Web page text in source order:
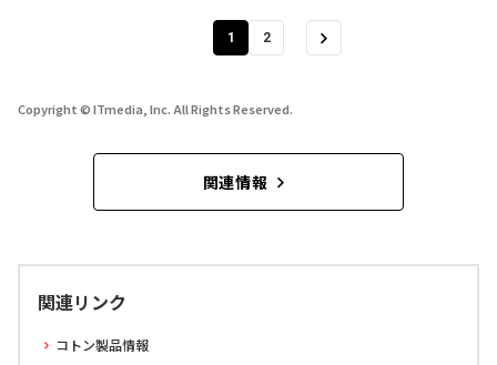
1 2
Copyright © ITmedia, Inc. All Rights Reserved.
関連情報
関連リンク
コトン製品情報